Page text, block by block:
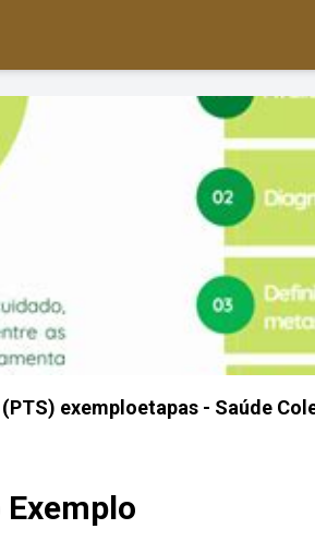
exemploetapas - Saúde